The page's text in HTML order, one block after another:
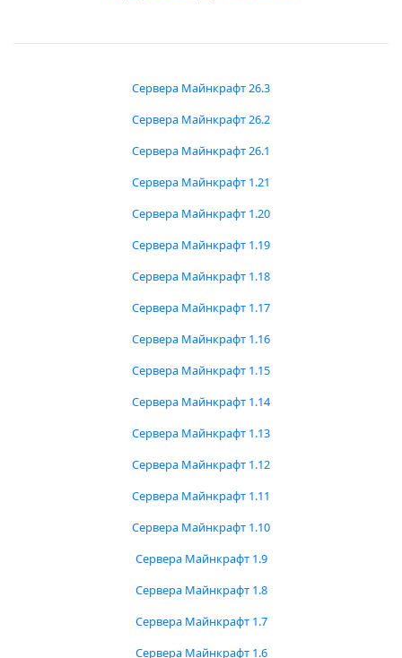
Сервера Майнкрафт 26.3
Сервера Майнкрафт 26.2
Сервера Майнкрафт 26.1
Сервера Майнкрафт 1.21
Сервера Майнкрафт 1.20
Сервера Майнкрафт 1.19
Сервера Майнкрафт 1.18
Сервера Майнкрафт 1.17
Сервера Майнкрафт 1.16
Сервера Майнкрафт 1.15
Сервера Майнкрафт 1.14
Сервера Майнкрафт 1.13
Сервера Майнкрафт 1.12
Сервера Майнкрафт 1.11
Сервера Майнкрафт 1.10
Сервера Майнкрафт 1.9
Сервера Майнкрафт 1.8
Сервера Майнкрафт 1.7
Сервера Майнкрафт 1.6